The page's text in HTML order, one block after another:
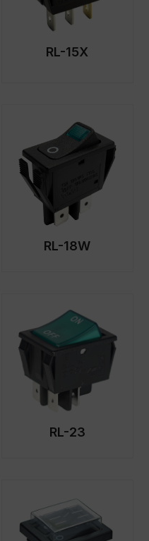
RL-15X
RL-18W
RL-23